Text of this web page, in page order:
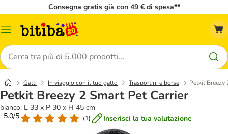
Consegna gratis già con 49 € di spesa**
Overview
Cerca
Gatti In viaggio con il tuo gatto Trasportini e borse Petkit Breezy
Petkit Breezy 2 Smart Pet Carrier
bianco: L 33 x P 30 x H 45 cm
: 5.0/5
(1) Inserisci la tua valutazione